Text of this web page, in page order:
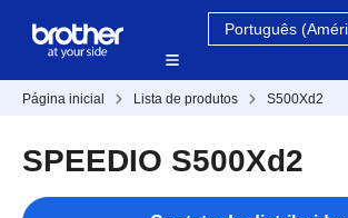
Página inicial Lista de produtos S500Xd2
SPEEDIO S500Xd2